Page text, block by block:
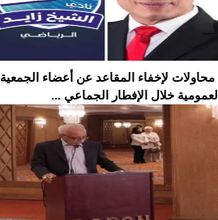
محاولات لإخفاء المقاعد عن أعضاء الجمعية
العمومية خلال الإفطار الجماعي ...